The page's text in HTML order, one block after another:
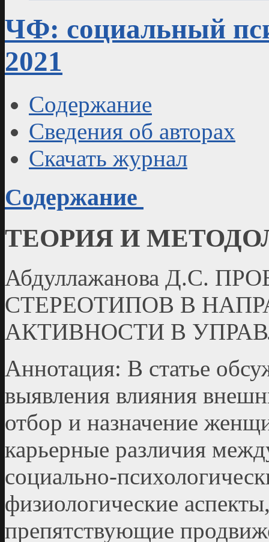
ЧФ: социальный
2021
Содержание
Сведения об авторах
Скачать журнал
Содержание
ТЕОРИЯ И
Абдуллажанова Д.С.
СТЕРЕОТИПОВ В
АКТИВНОСТИ В
Аннотация: В статье
выявления влияния
отбор и назначение
карьерные различия
социально-
физиологические
препятствующие